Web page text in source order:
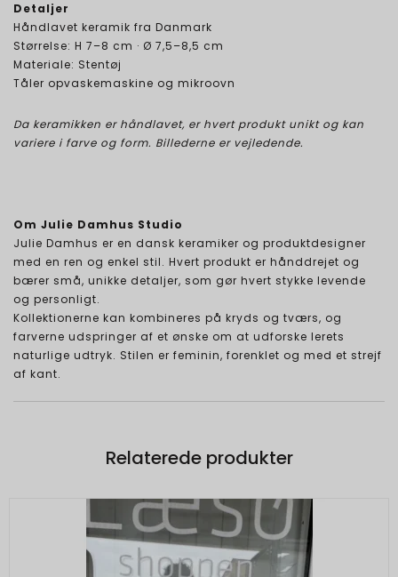
Detaljer
Håndlavet keramik fra Danmark
Størrelse: H 7–8 cm · Ø 7,5–8,5 cm
Materiale: Stentøj
Tåler opvaskemaskine og mikroovn
Da keramikken er håndlavet, er hvert produkt unikt og kan
variere i farve og form. Billederne er vejledende.
Om Julie Damhus Studio
Julie Damhus er en dansk keramiker og produktdesigner
med en ren og enkel stil. Hvert produkt er hånddrejet og
bærer små, unikke detaljer, som gør hvert stykke levende
og personligt.
Kollektionerne kan kombineres på kryds og tværs, og
farverne udspringer af et ønske om at udforske lerets
naturlige udtryk. Stilen er feminin, forenklet og med et strejf
af kant.
Relaterede produkter